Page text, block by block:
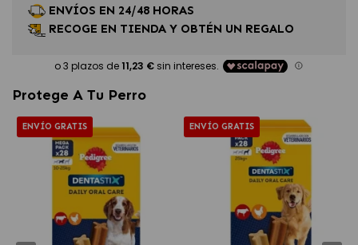
ENVÍOS EN 24/48 HORAS
RECOGE EN TIENDA Y OBTÉN UN REGALO
Protege A Tu Perro
ENVÍO GRATIS ENVÍO GRATIS